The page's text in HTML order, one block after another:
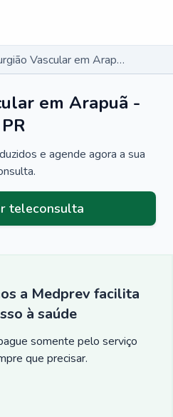
Cirurgião Vascular em Arapuã - PR
em Arapuã -
PR
e agende agora a sua
teleconsulta
a Medprev facilita
à saúde
somente pelo serviço
que precisar.